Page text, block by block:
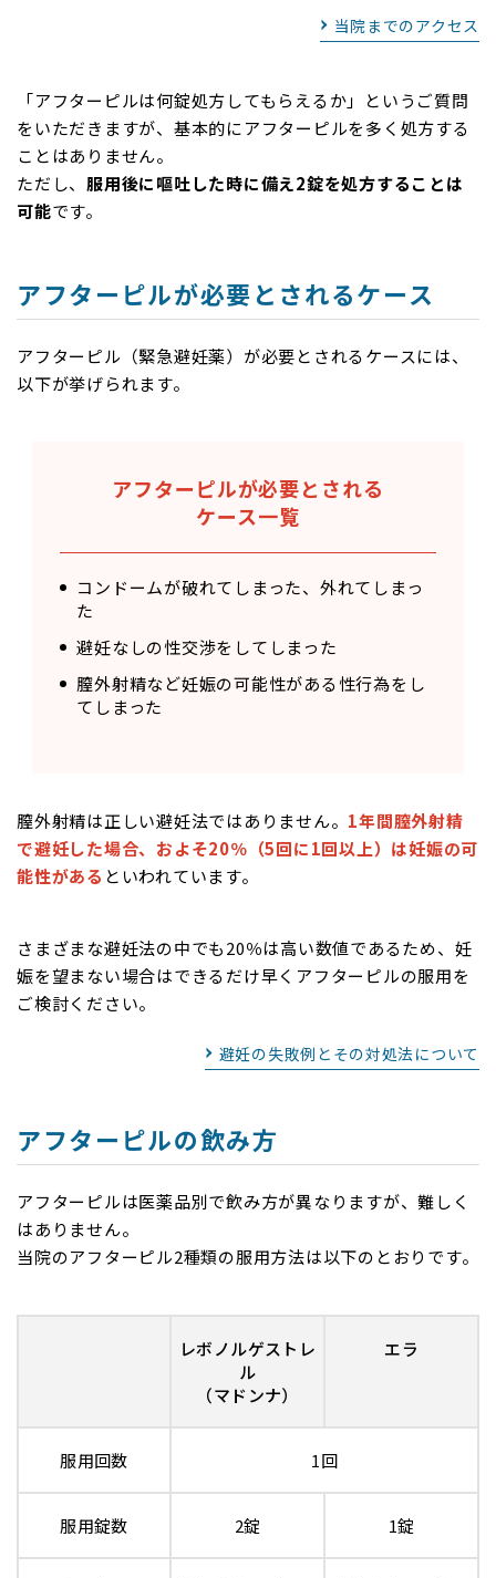
当院までのアクセス
「アフターピルは何錠処方してもらえるか」というご質問
をいただきますが、基本的にアフターピルを多く処方する
ことはありません。
ただし、 服用後に嘔吐した時に備え2錠を処方することは
可能です。
アフターピルが必要とされるケース
アフターピル（緊急避妊薬）が必要とされるケースには、
以下が挙げられます。
アフターピルが必要とされる
ケース一覧
コンドームが破れてしまった、外れてしまっ
た
避妊なしの性交渉をしてしまった
膣外射精など妊娠の可能性がある性行為をし
てしまった
膣外射精は正しい避妊法ではありません。 1年間膣外射精
で避妊した場合、およそ20％（5回に1回以上）は妊娠の可
能性がある といわれています。
さまざまな避妊法の中でも20％は高い数値であるため、妊
娠を望まない場合はできるだけ早くアフターピルの服用を
ご検討ください。
避妊の失敗例とその対処法について
アフターピルの飲み方
アフターピルは医薬品別で飲み方が異なりますが、難しく
はありません。
当院のアフターピル2種類の服用方法は以下のとおりです。
レボノルゲストレ
ル
（マドンナ）
エラ
服用回数 1回
服用錠数 2錠 1錠